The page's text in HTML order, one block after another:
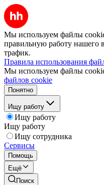
Мы используем файлы
правильную работу нашего
трафик.
Правила использования
Мы используем файлы
файлов cookie
Понятно
Ищу работу
Ищу работу
Ищу работу
Ищу сотрудника
Сервисы
Помощь
Ещё
Поиск